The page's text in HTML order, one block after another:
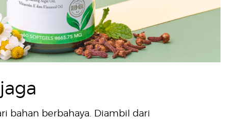
bahan berbahaya. Diambil dari